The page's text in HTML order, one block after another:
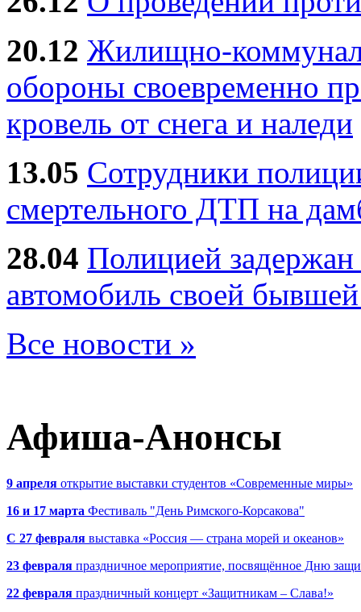
20.12 Жилищно-
обороны своевременно
кровель от снега и наледи
13.05 Сотрудники
смертельного ДТП на
28.04 Полицией
автомобиль своей
Все новости »
Афиша-Анонсы
9 апреля открытие выставки студентов «Современные миры»
16 и 17 марта Фестиваль "День Римского-Корсакова"
С 27 февраля выставка «Россия — страна морей и океанов»
23 февраля праздничное мероприятие, посвящённое Дню
22 февраля праздничный концерт «Защитникам – Слава!»